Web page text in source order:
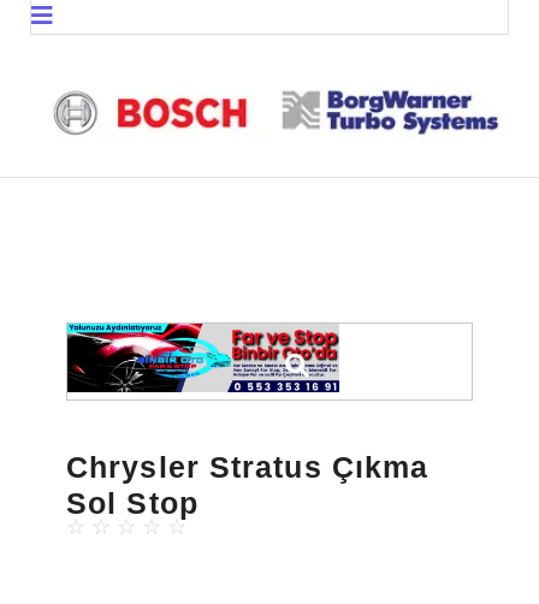
Chrysler Stratus Çıkma
Sol Stop
☆ ☆ ☆ ☆ ☆